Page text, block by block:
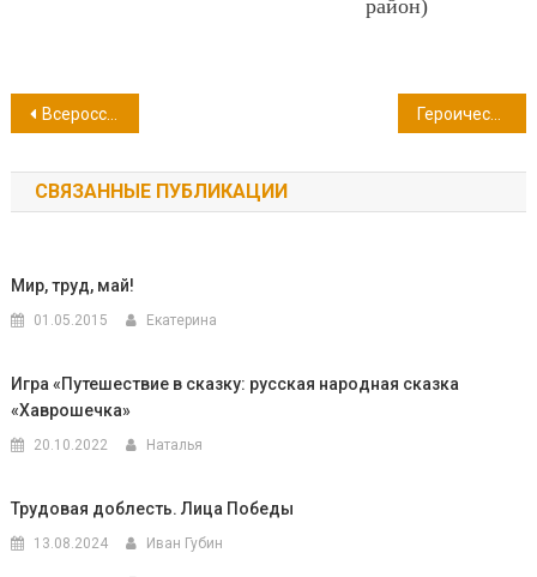
район)
Навигация
по
записям
Всероссийская акция «Летопись сердец» Героический Севастополь
СВЯЗАННЫЕ ПУБЛИКАЦИИ
Мир, труд, май!
01.05.2015 Екатерина
Игра «Путешествие в сказку: русская народная сказка
«Хаврошечка»
20.10.2022 Наталья
Трудовая доблесть. Лица Победы
13.08.2024 Иван Губин